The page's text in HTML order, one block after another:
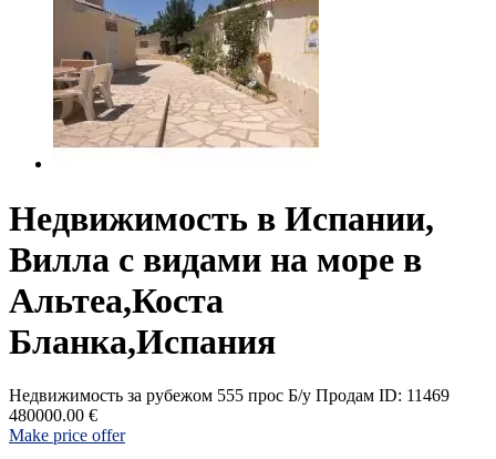
Недвижимость в Испании,
Вилла с видами на море в
Альтеа,Коста
Бланка,Испания
Недвижимость за рубежом 555 прос Б/у Продам ID: 11469
480000.00 €
Make price offer